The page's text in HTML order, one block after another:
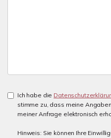
Ich habe die
stimme zu, dass meine
meiner Anfrage elektronisch
Hinweis: Sie können Ihre